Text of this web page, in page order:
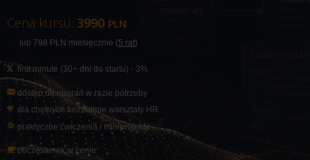
Cena kursu: 3990 PLN
lub 798 PLN miesięcznie (5 rat)
first minute (30+ dni do startu) - 3%
dostęp do nagrań w razie potrzeby
dla chętnych bezpłatnie warsztaty HR
praktyczne ćwiczenia i miniprojekty
poczęstunek w cenie